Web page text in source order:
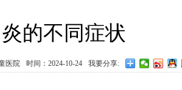
的不同症状
医院 时间：2024-10-24 我要分享: